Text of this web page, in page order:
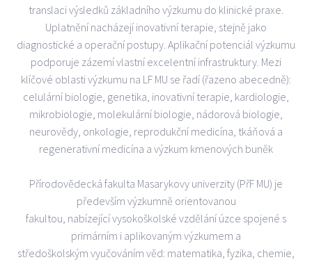
translaci výsledků základního výzkumu do klinické praxe.
Uplatnění nacházejí inovativní terapie, stejně jako
diagnostické a operační postupy. Aplikační potenciál výzkumu
podporuje zázemí vlastní excelentní infrastruktury. Mezi
klíčové oblasti výzkumu na LF MU se řadí (řazeno abecedně):
celulární biologie, genetika, inovativní terapie, kardiologie,
mikrobiologie, molekulární biologie, nádorová biologie,
neurovědy, onkologie, reprodukční medicína, tkáňová a
regenerativní medicína a výzkum kmenových buněk
Přírodovědecká fakulta Masarykovy univerzity (PřF MU) je
především výzkumně orientovanou
fakultou, nabízející vysokoškolské vzdělání úzce spojené s
primárním i aplikovaným výzkumem a
středoškolským vyučováním věd: matematika, fyzika, chemie,